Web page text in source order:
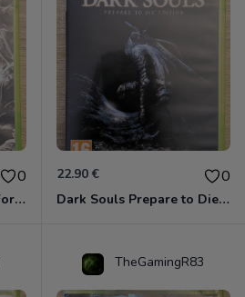
0
Hunted - The demon's Forge Xbox 360 (Complet CIB)
22.90 € 0
Dark Souls Prepare to Die Edition XBOX 360
TheGamingR83